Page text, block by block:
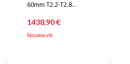
60mm T2.2-T2.8...
1438,90 €
Nouveauté